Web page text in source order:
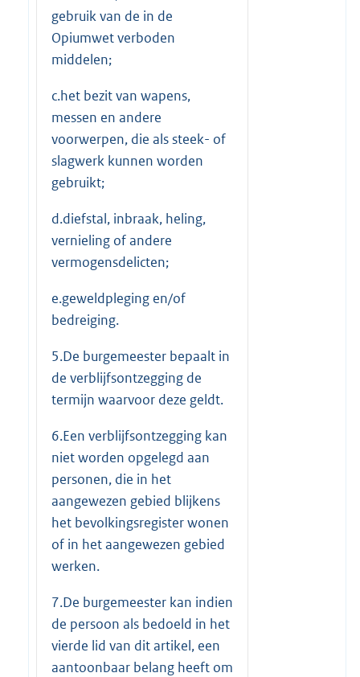
gebruik van de in de
Opiumwet verboden
middelen;
c.het bezit van wapens,
messen en andere
voorwerpen, die als steek- of
slagwerk kunnen worden
gebruikt;
d.diefstal, inbraak, heling,
vernieling of andere
vermogensdelicten;
e.geweldpleging en/of
bedreiging.
5.De burgemeester bepaalt in
de verblijfsontzegging de
termijn waarvoor deze geldt.
6.Een verblijfsontzegging kan
niet worden opgelegd aan
personen, die in het
aangewezen gebied blijkens
het bevolkingsregister wonen
of in het aangewezen gebied
werken.
7.De burgemeester kan indien
de persoon als bedoeld in het
vierde lid van dit artikel, een
aantoonbaar belang heeft om